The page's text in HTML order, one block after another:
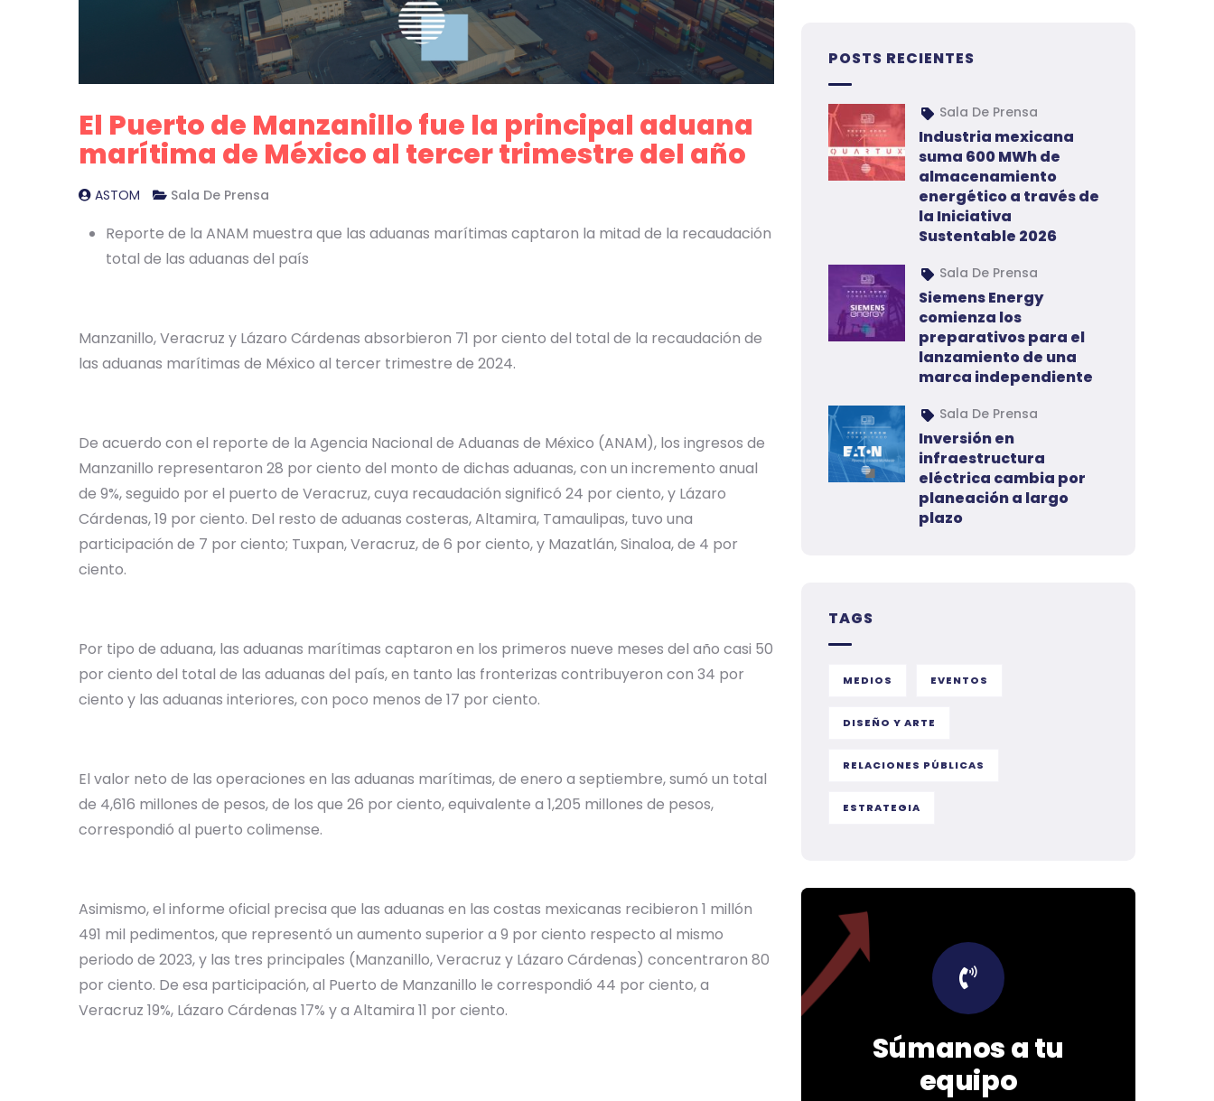
El Puerto de Manzanillo fue la principal aduana
marítima de México al tercer trimestre del año
ASTOM Sala De Prensa
Reporte de la ANAM muestra que las aduanas marítimas captaron la mitad de la recaudación
total de las aduanas del país
Manzanillo, Veracruz y Lázaro Cárdenas absorbieron 71 por ciento del total de la recaudación de
las aduanas marítimas de México al tercer trimestre de 2024.
De acuerdo con el reporte de la Agencia Nacional de Aduanas de México (ANAM), los ingresos de
Manzanillo representaron 28 por ciento del monto de dichas aduanas, con un incremento anual
de 9%, seguido por el puerto de Veracruz, cuya recaudación significó 24 por ciento, y Lázaro
Cárdenas, 19 por ciento. Del resto de aduanas costeras, Altamira, Tamaulipas, tuvo una
participación de 7 por ciento; Tuxpan, Veracruz, de 6 por ciento, y Mazatlán, Sinaloa, de 4 por
ciento.
Por tipo de aduana, las aduanas marítimas captaron en los primeros nueve meses del año casi 50
por ciento del total de las aduanas del país, en tanto las fronterizas contribuyeron con 34 por
ciento y las aduanas interiores, con poco menos de 17 por ciento.
El valor neto de las operaciones en las aduanas marítimas, de enero a septiembre, sumó un total
de 4,616 millones de pesos, de los que 26 por ciento, equivalente a 1,205 millones de pesos,
correspondió al puerto colimense.
Asimismo, el informe oficial precisa que las aduanas en las costas mexicanas recibieron 1 millón
491 mil pedimentos, que representó un aumento superior a 9 por ciento respecto al mismo
periodo de 2023, y las tres principales (Manzanillo, Veracruz y Lázaro Cárdenas) concentraron 80
por ciento. De esa participación, al Puerto de Manzanillo le correspondió 44 por ciento, a
Veracruz 19%, Lázaro Cárdenas 17% y a Altamira 11 por ciento.
POSTS RECIENTES
Sala De Prensa
Industria mexicana
suma 600 MWh de
almacenamiento
energético a través de
la Iniciativa
Sustentable 2026
Sala De Prensa
Siemens Energy
comienza los
preparativos para el
lanzamiento de una
marca independiente
Sala De Prensa
Inversión en
infraestructura
eléctrica cambia por
planeación a largo
plazo
TAGS
MEDIOS EVENTOS
DISEÑO Y ARTE
RELACIONES PÚBLICAS
ESTRATEGIA
Súmanos a tu
equipo